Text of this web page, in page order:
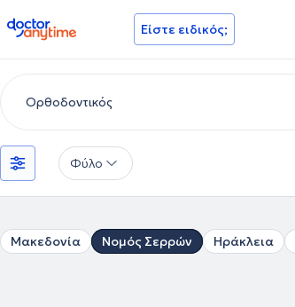
doctoranytime Είστε ειδικός;
Φύλο
Μακεδονία Νομός Σερρών Ηράκλεια